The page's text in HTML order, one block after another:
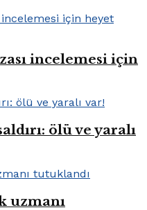
incelemesi için
ölü ve yaralı
uzmanı